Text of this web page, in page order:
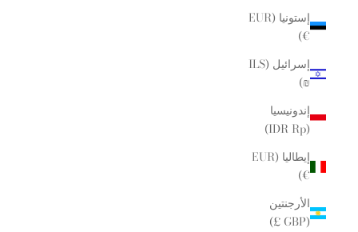
إستونيا (EUR
€)
إسرائيل (ILS
₪)
إندونيسيا
(IDR Rp)
إيطاليا (EUR
€)
الأرجنتين
(GBP £)